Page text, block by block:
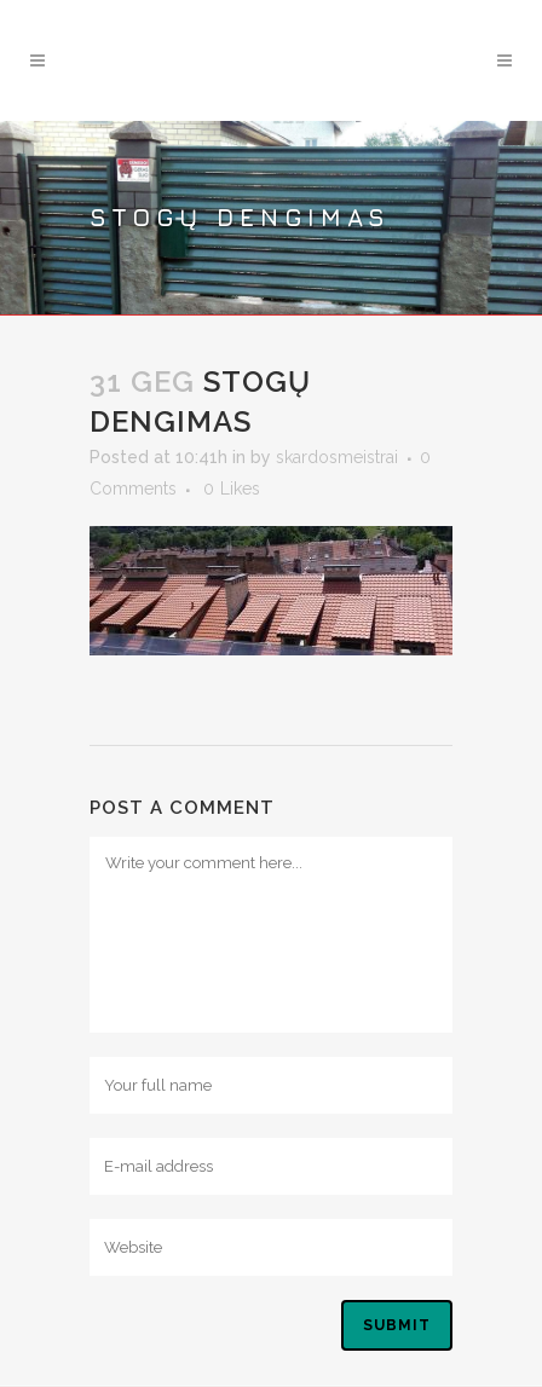
STOGŲ DENGIMAS
31 GEG STOGŲ
DENGIMAS
Posted at 10:41h in by skardosmeistrai
0
Comments
0 Likes
POST A COMMENT